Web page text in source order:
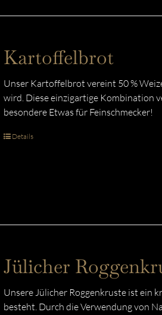
Kartoffelbrot
Unser Kartoffelbrot vereint 50 %
wird. Diese einzigartige Kombination
besondere Etwas für Feinschmecker!
Details
Jülicher
Unsere Jülicher Roggenkruste ist ein
besteht. Durch die Verwendung von